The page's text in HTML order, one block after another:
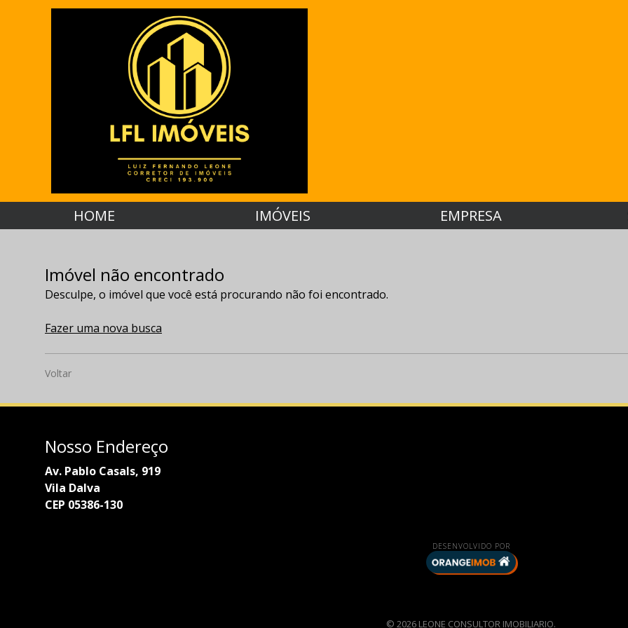
HOME IMÓVEIS EMPRESA
Imóvel não encontrado
Desculpe, o imóvel que você está procurando não foi encontrado.
Fazer uma nova busca
Voltar
Nosso Endereço
Av. Pablo Casals, 919
Vila Dalva
CEP 05386-130
DESENVOLVIDO POR
© 2026 LEONE CONSULTOR IMOBILIARIO.